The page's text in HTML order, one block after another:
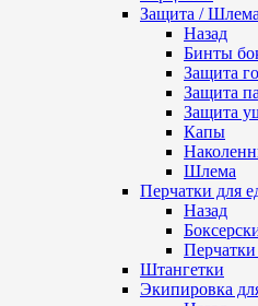
Защита / Шлема
Назад
Бинты
Защита
Защита
Защита
Капы
Шлема
Перчатки для
Назад
Штангетки
Экипировка